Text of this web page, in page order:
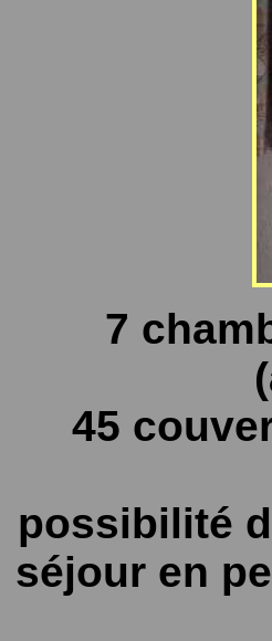
7
45
possibilité
séjour en